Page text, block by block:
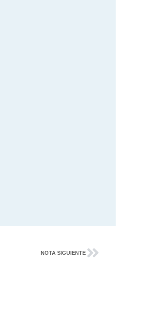
NOTA SIGUIENTE